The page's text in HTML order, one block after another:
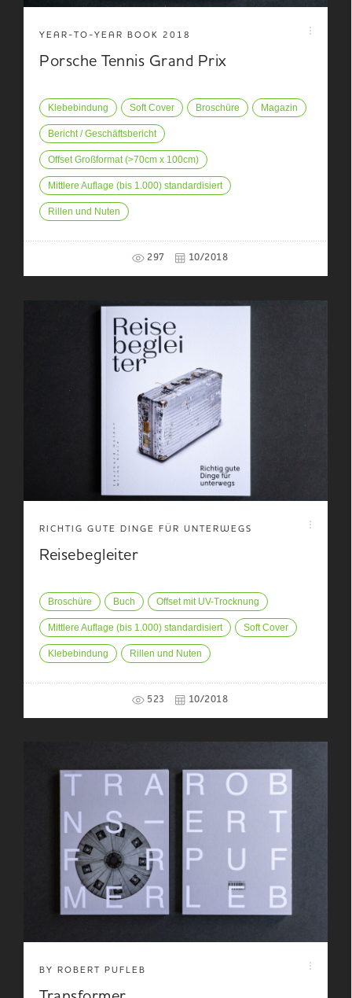
YEAR-TO-YEAR BOOK 2018
Porsche Tennis Grand Prix
Klebebindung Soft Cover Broschüre Magazin
Bericht / Geschäftsbericht
Offset Großformat (>70cm x 100cm)
Mittlere Auflage (bis 1.000) standardisiert
Rillen und Nuten
297 10/2018
RICHTIG GUTE DINGE FÜR UNTERWEGS
Reisebegleiter
Broschüre Buch Offset mit UV-Trocknung
Mittlere Auflage (bis 1.000) standardisiert Soft Cover
Klebebindung Rillen und Nuten
523 10/2018
BY ROBERT PUFLEB